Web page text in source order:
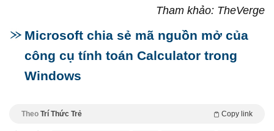
Tham khảo: TheVerge
Microsoft chia sẻ mã nguồn mở của
công cụ tính toán Calculator trong
Windows
Theo Trí Thức Trẻ Copy link